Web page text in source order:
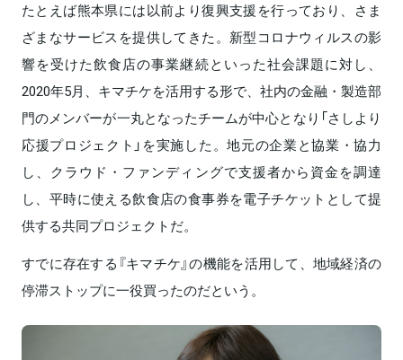
たとえば熊本県には以前より復興支援を行っており、さま
ざまなサービスを提供してきた。新型コロナウィルスの影
響を受けた飲食店の事業継続といった社会課題に対し、
2020年5月、キマチケを活用する形で、社内の金融・製造部
門のメンバーが一丸となったチームが中心となり「さしより
応援プロジェクト」を実施した。地元の企業と協業・協力
し、クラウド・ファンディングで支援者から資金を調達
し、平時に使える飲食店の食事券を電子チケットとして提
供する共同プロジェクトだ。
すでに存在する『キマチケ』の機能を活用して、地域経済の
停滞ストップに一役買ったのだという。